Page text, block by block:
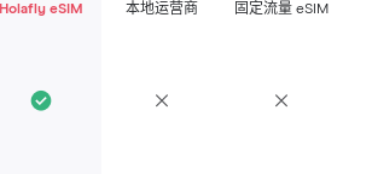
Holafly eSIM 本地运营商 固定流量 eSIM